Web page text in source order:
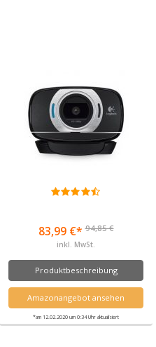
83,99 €* 94,85 €
inkl. MwSt.
Produktbeschreibung
Amazonangebot ansehen
*am 12.02.2020 um 0:34 Uhr aktualisiert